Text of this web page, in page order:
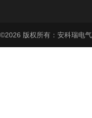
©2026 版权所有：安科瑞电